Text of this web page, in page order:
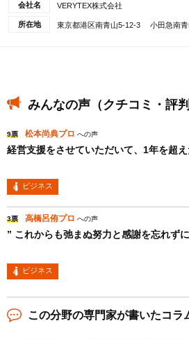
会社名 VERYTEX株式会社
所在地 東京都港区南青山5-12-3 小田急南青
みんなの声（クチコミ・評判
9票 松本尚典プロ への声
経営支援をさせていただいて、1年を超
ビジネス
3票 高橋呂侑プロ への声
” これからも弛まぬ努力と感謝を忘れず
ビジネス
この分野の専門家が書いたコラ